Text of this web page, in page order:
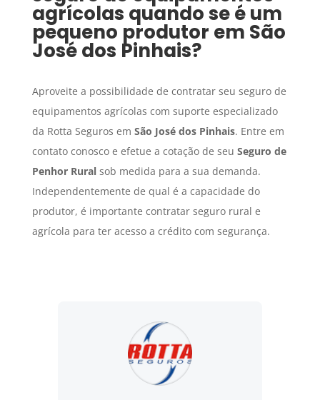
agrícolas quando se é um
pequeno produtor em São
José dos Pinhais?
Aproveite a possibilidade de contratar seu seguro de
equipamentos agrícolas com suporte especializado
da Rotta Seguros em São José dos Pinhais. Entre em
contato conosco e efetue a cotação de seu Seguro de
Penhor Ruralsob medida para a sua demanda.
Independentemente de qual é a capacidade do
produtor, é importante contratar seguro rural e
agrícola para ter acesso a crédito com segurança.